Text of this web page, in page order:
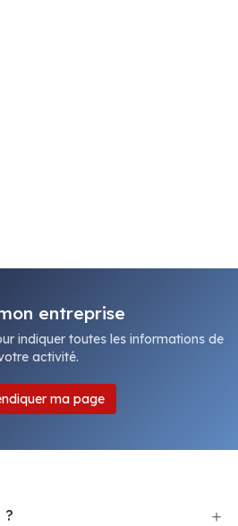
entreprise
indiquer toutes les informations de
activité.
ma page
?